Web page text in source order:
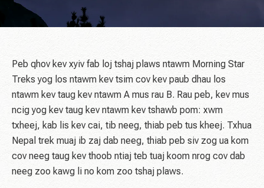
Peb qhov kev xyiv fab loj tshaj plaws ntawm Morning Star
Treks yog los ntawm kev tsim cov kev paub dhau los
ntawm kev taug kev ntawm A mus rau B. Rau peb, kev mus
ncig yog kev taug kev ntawm kev tshawb pom: xwm
txheej, kab lis kev cai, tib neeg, thiab peb tus kheej. Txhua
Nepal trek muaj ib zaj dab neeg, thiab peb siv zog ua kom
cov neeg taug kev thoob ntiaj teb tuaj koom nrog cov dab
neeg zoo kawg li no kom zoo tshaj plaws.